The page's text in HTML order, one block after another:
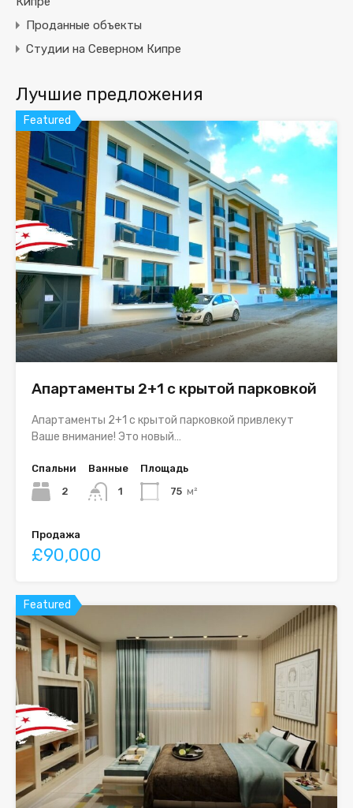
Проданные объекты
Студии на Северном Кипре
Лучшие предложения
Featured
Апартаменты 2+1 с крытой парковкой
Апартаменты 2+1 с крытой парковкой привлекут
Ваше внимание! Это новый…
Спальни
2
Ванные
1
Площадь
75 м²
Продажа
£90,000
Featured